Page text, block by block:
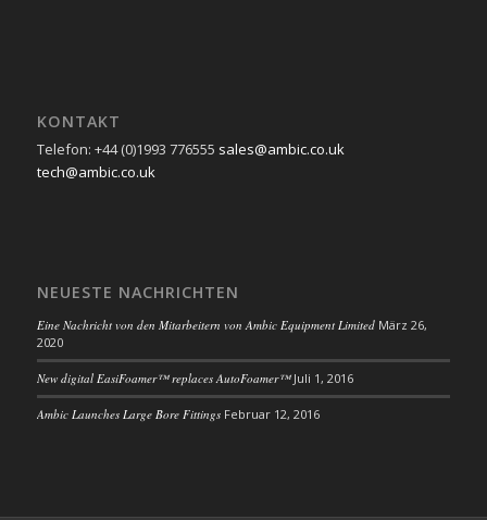
KONTAKT
Telefon: +44 (0)1993 776555 sales@ambic.co.uk
tech@ambic.co.uk
NEUESTE NACHRICHTEN
Eine Nachricht von den Mitarbeitern von Ambic Equipment Limited März 26,
2020
New digital EasiFoamer™ replaces AutoFoamer™ Juli 1, 2016
Ambic Launches Large Bore Fittings Februar 12, 2016